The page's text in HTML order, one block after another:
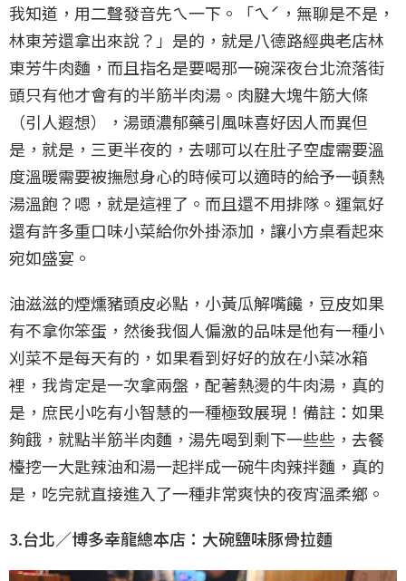
我知道，用二聲發音先ㄟ一下。「ㄟˊ，無聊是不是，
林東芳還拿出來說？」是的，就是八德路經典老店林
東芳牛肉麵，而且指名是要喝那一碗深夜台北流落街
頭只有他才會有的半筋半肉湯。肉腱大塊牛筋大條
（引人遐想），湯頭濃郁藥引風味喜好因人而異但
是，就是，三更半夜的，去哪可以在肚子空虛需要溫
度溫暖需要被撫慰身心的時候可以適時的給予一頓熱
湯溫飽？嗯，就是這裡了。而且還不用排隊。運氣好
還有許多重口味小菜給你外掛添加，讓小方桌看起來
宛如盛宴。
油滋滋的煙燻豬頭皮必點，小黃瓜解嘴饞，豆皮如果
有不拿你笨蛋，然後我個人偏激的品味是他有一種小
刈菜不是每天有的，如果看到好好的放在小菜冰箱
裡，我肯定是一次拿兩盤，配著熱燙的牛肉湯，真的
是，庶民小吃有小智慧的一種極致展現！備註：如果
夠餓，就點半筋半肉麵，湯先喝到剩下一些些，去餐
檯挖一大匙辣油和湯一起拌成一碗牛肉辣拌麵，真的
是，吃完就直接進入了一種非常爽快的夜宵溫柔鄉。
3.台北／博多幸龍總本店：大碗鹽味豚骨拉麵